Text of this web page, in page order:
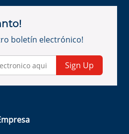
boletín electrónico!
Sign Up